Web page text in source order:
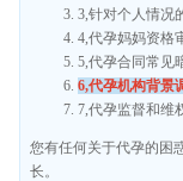
3,针对个人情况
4,代孕妈妈资格
5,代孕合同常见
6,代孕机构背景
7,代孕监督和维
您有任何关于代孕的困
长。